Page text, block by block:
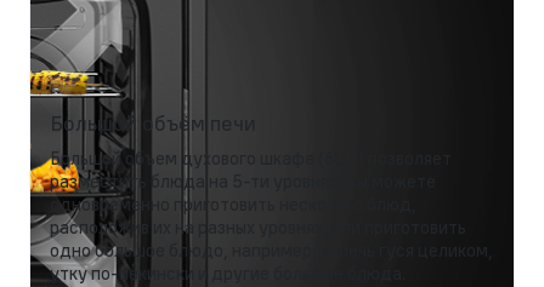
Большой объём печи
Большой объем духового шкафа (60 л) позволяет
разместить блюда на 5-ти уровнях. Вы можете
одновременно приготовить несколько блюд,
расположив их на разных уровнях, или приготовить
одно большое блюдо, например, запечь гуся целиком,
утку по-пекински и другие большие блюда.